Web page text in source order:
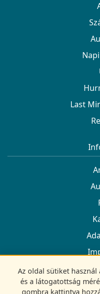
Last
Az oldal sütiket használ
és a látogatottság
gombra kattintva